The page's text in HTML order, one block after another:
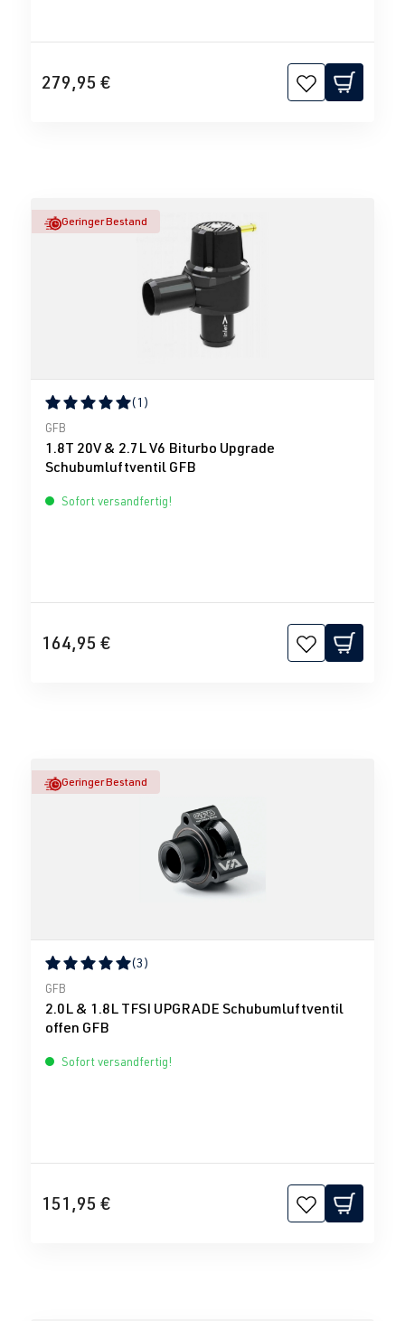
279,95 €
Geringer Bestand
Durchschnittliche Bewertung von 5 von 5 Sternen
(1)
GFB
1.8T 20V & 2.7L V6 Biturbo Upgrade
Schubumluftventil GFB
Sofort versandfertig!
164,95 €
Geringer Bestand
Durchschnittliche Bewertung von 5 von 5 Sternen
(3)
GFB
2.0L & 1.8L TFSI UPGRADE Schubumluftventil
offen GFB
Sofort versandfertig!
151,95 €